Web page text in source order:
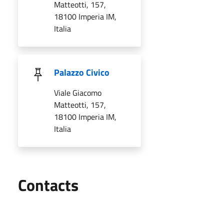
Matteotti, 157,
18100 Imperia IM,
Italia
Palazzo Civico
Viale Giacomo
Matteotti, 157,
18100 Imperia IM,
Italia
Contacts